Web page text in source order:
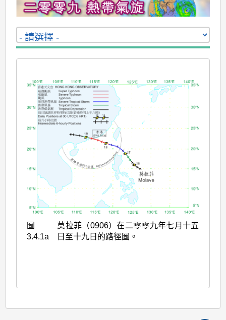
圖
3.4.1a
莫拉菲（0906）在二零零九年七月十五
日至十九日的路徑圖。